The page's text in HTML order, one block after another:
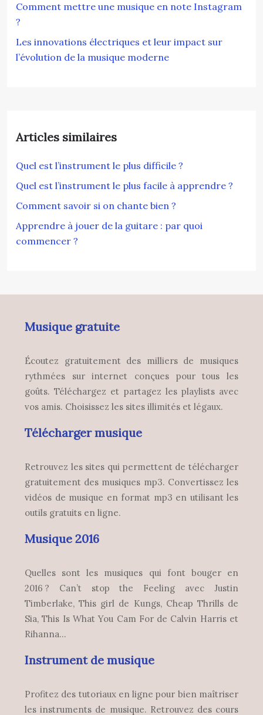
Comment mettre une musique en note Instagram
?
Les innovations électriques et leur impact sur
l’évolution de la musique moderne
Articles similaires
Quel est l’instrument le plus difficile ?
Quel est l’instrument le plus facile à apprendre ?
Comment savoir si on chante bien ?
Apprendre à jouer de la guitare : par quoi
commencer ?
Musique gratuite
Écoutez gratuitement des milliers de musiques
rythmées sur internet conçues pour tous les
goûts. Téléchargez et partagez les playlists avec
vos amis. Choisissez les sites illimités et légaux.
Télécharger musique
Retrouvez les sites qui permettent de télécharger
gratuitement des musiques mp3. Convertissez les
vidéos de musique en format mp3 en utilisant les
outils gratuits en ligne.
Musique 2016
Quelles sont les musiques qui font bouger en
2016 ? Can’t stop the Feeling avec Justin
Timberlake, This girl de Kungs, Cheap Thrills de
Sia, This Is What You Cam For de Calvin Harris et
Rihanna…
Instrument de musique
Profitez des tutoriaux en ligne pour bien maîtriser
les instruments de musique. Retrouvez des cours